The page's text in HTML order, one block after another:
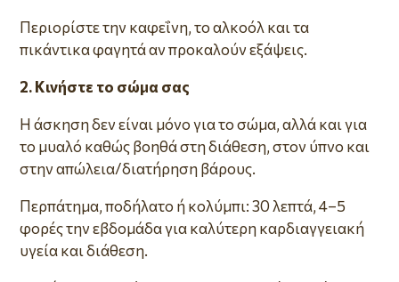
Περιορίστε την καφεΐνη, το αλκοόλ και τα
πικάντικα φαγητά αν προκαλούν εξάψεις.
2. Κινήστε το σώμα σας
Η άσκηση δεν είναι μόνο για το σώμα, αλλά και για
το μυαλό καθώς βοηθά στη διάθεση, στον ύπνο και
στην απώλεια/διατήρηση βάρους.
Περπάτημα, ποδήλατο ή κολύμπι: 30 λεπτά, 4–5
φορές την εβδομάδα για καλύτερη καρδιαγγειακή
υγεία και διάθεση.